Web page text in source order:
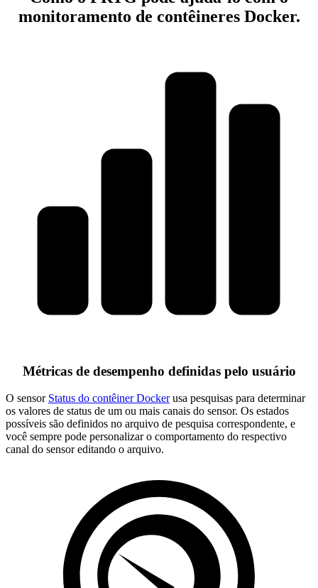
monitoramento de contêineres Docker.
Métricas de desempenho definidas pelo usuário
O sensor Status do contêiner Dockerusa pesquisas para determinar
os valores de status de um ou mais canais do sensor. Os estados
possíveis são definidos no arquivo de pesquisa correspondente, e
você sempre pode personalizar o comportamento do respectivo
canal do sensor editando o arquivo.